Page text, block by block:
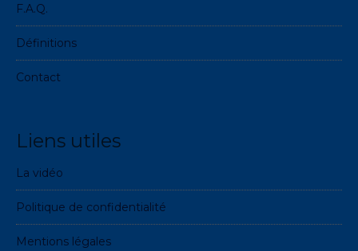
F.A.Q.
Définitions
Contact
Liens utiles
La vidéo
Politique de confidentialité
Mentions légales